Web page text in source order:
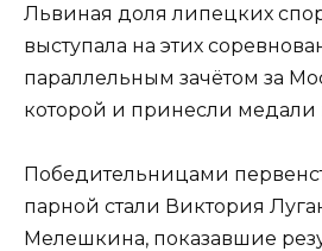
Львиная доля липецких
выступала на этих
параллельным зачётом за
которой и принесли медали
Победительницами
парной стали Виктория
Мелешкина, показавшие